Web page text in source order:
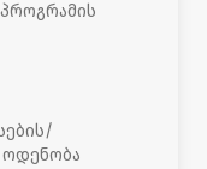
ოდენობა